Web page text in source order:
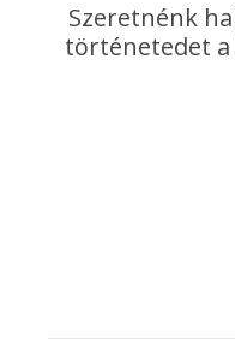
Szeretnénk
történetedet a